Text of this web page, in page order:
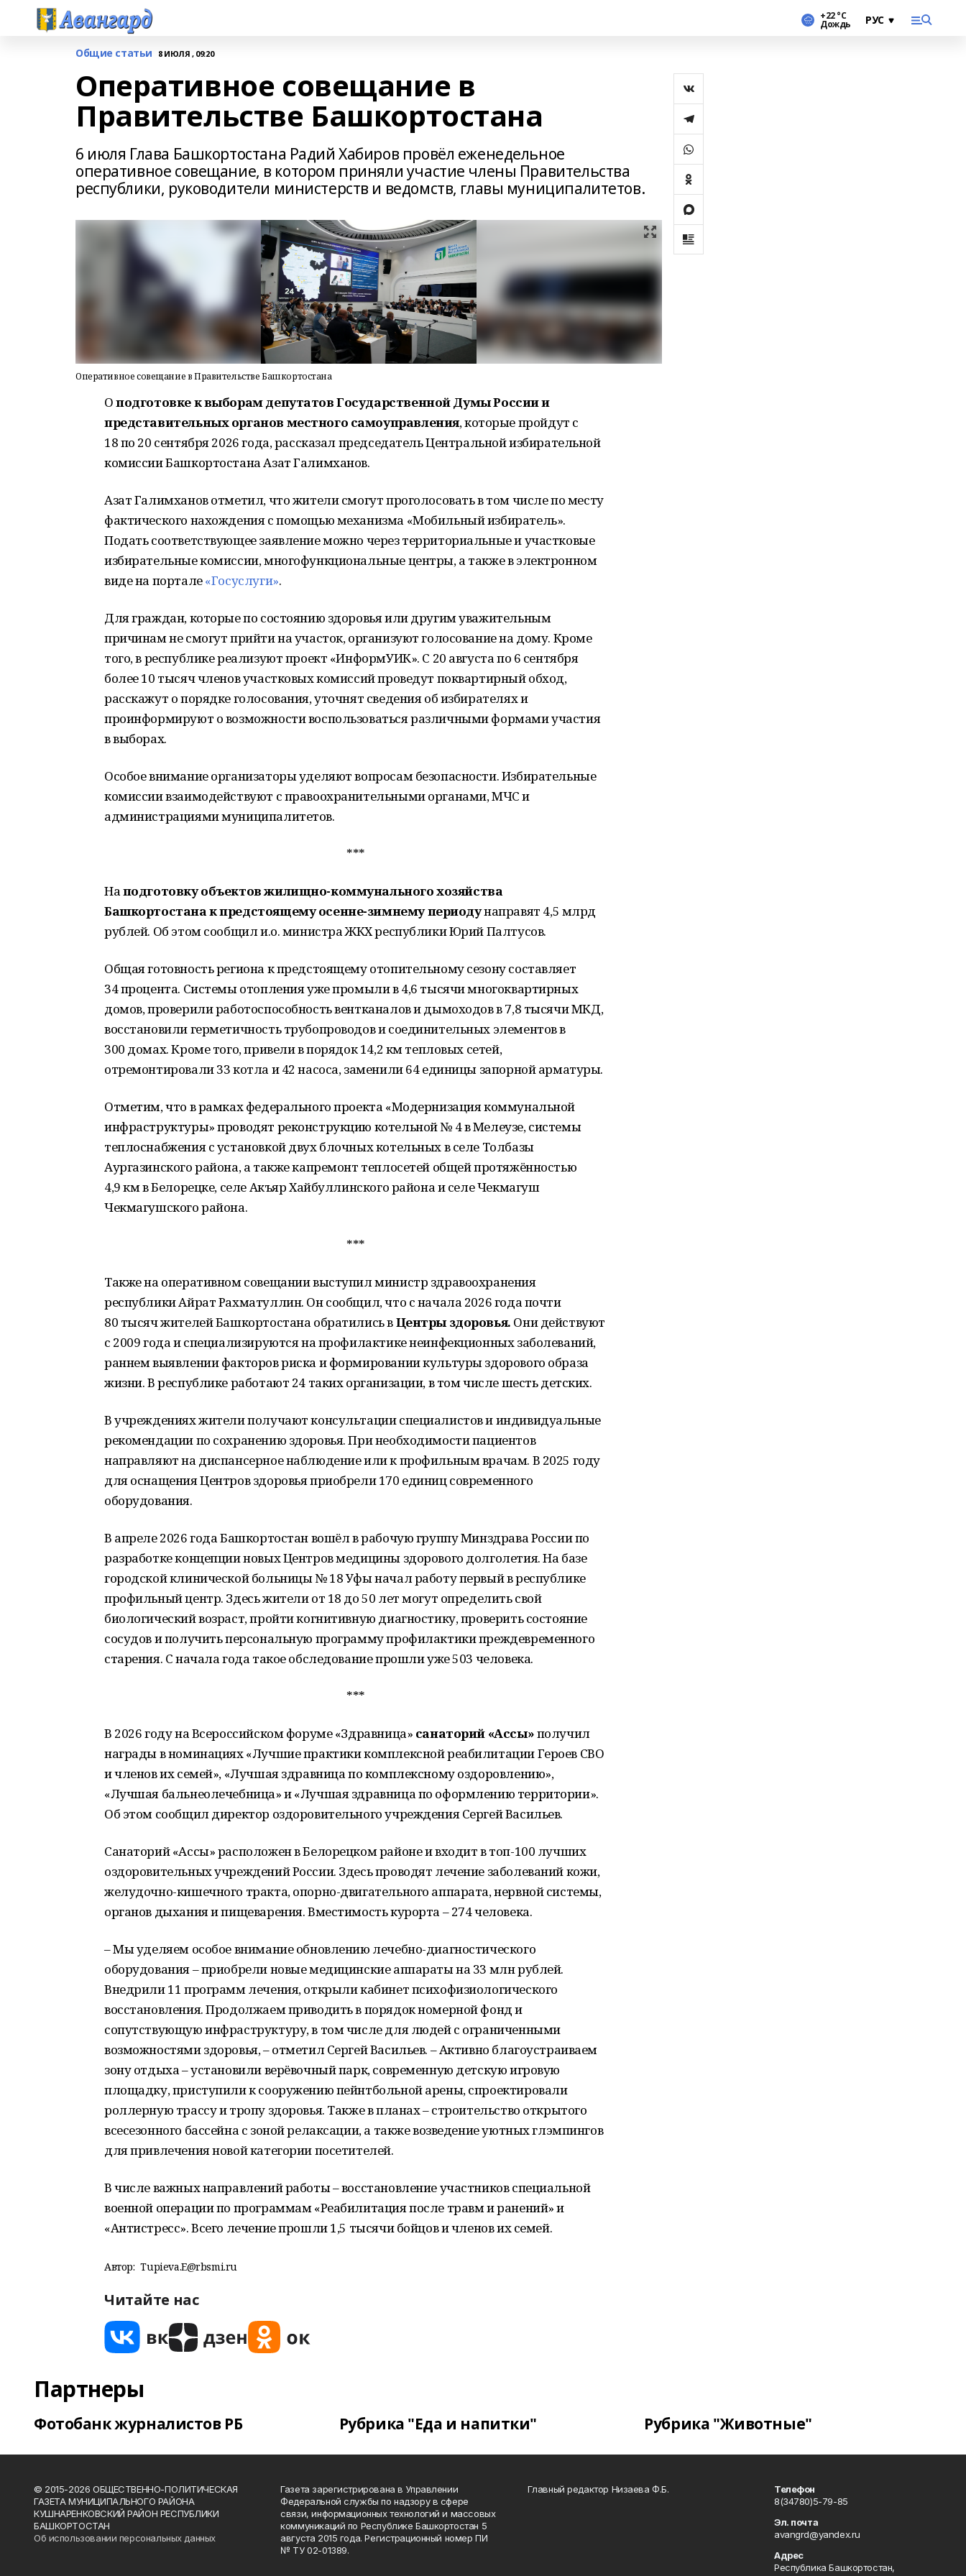
+22 °С
Дождь
Общие статьи 8 ИЮЛЯ , 09:20
Оперативное совещание в
Правительстве Башкортостана
6 июля Глава Башкортостана Радий Хабиров провёл еженедельное
оперативное совещание, в котором приняли участие члены Правительства
республики, руководители министерств и ведомств, главы муниципалитетов.
Оперативное совещание в Правительстве Башкортостана
Оподготовке к выборамдепутатов Государственной Думы России и
представительных органов местного самоуправления, которые пройдут с
18 по 20 сентября 2026 года, рассказал председатель Центральной избирательной
комиссии Башкортостана Азат Галимханов.
Азат Галимханов отметил, что жители смогут проголосовать в том числе по месту
фактического нахождения с помощью механизма «Мобильный избиратель».
Подать соответствующее заявление можно через территориальные и участковые
избирательные комиссии, многофункциональные центры, а также в электронном
виде на портале«Госуслуги».
Для граждан, которые по состоянию здоровья или другим уважительным
причинам не смогут прийти на участок, организуют голосование на дому. Кроме
того, в республике реализуют проект «ИнформУИК». С 20 августа по 6 сентября
более 10 тысяч членов участковых комиссий проведут поквартирный обход,
расскажут о порядке голосования, уточнят сведения об избирателях и
проинформируют о возможности воспользоваться различными формами участия
в выборах.
Особое внимание организаторы уделяют вопросам безопасности. Избирательные
комиссии взаимодействуют с правоохранительными органами, МЧС и
администрациями муниципалитетов.
***
Наподготовку объектов жилищно-коммунального хозяйства
Башкортостана к предстоящему осенне-зимнему периодунаправят 4,5 млрд
рублей. Об этом сообщили.о. министра ЖКХ республики Юрий Палтусов.
Общая готовность региона к предстоящему отопительному сезону составляет
34 процента. Системы отопления уже промыли в 4,6 тысячи многоквартирных
домов, проверили работоспособность вентканалов и дымоходов в 7,8 тысячи МКД,
восстановили герметичность трубопроводов и соединительных элементов в
300 домах. Кроме того, привели в порядок 14,2 км тепловых сетей,
отремонтировали 33 котла и 42 насоса, заменили 64 единицы запорной арматуры.
Отметим, что в рамках федерального проекта «Модернизация коммунальной
инфраструктуры» проводят реконструкцию котельной № 4 в Мелеузе, системы
теплоснабжения с установкой двух блочных котельных в селе Толбазы
Аургазинского района, а также капремонт теплосетей общей протяжённостью
4,9 км в Белорецке, селе Акъяр Хайбуллинского района и селе Чекмагуш
Чекмагушского района.
***
Также на оперативном совещании выступил министр здравоохранения
республики Айрат Рахматуллин. Он сообщил, что с начала 2026 года почти
80 тысяч жителей Башкортостана обратились вЦентры здоровья. Они действуют
с 2009 года и специализируются на профилактике неинфекционных заболеваний,
раннем выявлении факторов риска и формировании культуры здорового образа
жизни. В республике работают 24 таких организации, в том числе шесть детских.
В учреждениях жители получают консультации специалистов и индивидуальные
рекомендации по сохранению здоровья. При необходимости пациентов
направляют на диспансерное наблюдение или к профильным врачам. В 2025 году
для оснащения Центров здоровья приобрели 170 единиц современного
оборудования.
В апреле 2026 года Башкортостан вошёл в рабочую группу Минздрава России по
разработке концепции новых Центров медицины здорового долголетия. На базе
городской клинической больницы № 18 Уфы начал работу первый в республике
профильный центр. Здесь жители от 18 до 50 лет могут определить свой
биологический возраст, пройти когнитивную диагностику, проверить состояние
сосудов и получить персональную программу профилактики преждевременного
старения. С начала года такое обследование прошли уже 503 человека.
***
В 2026 году на Всероссийском форуме «Здравница» санаторий «Ассы»получил
награды в номинациях «Лучшие практики комплексной реабилитации Героев СВО
и членов их семей», «Лучшая здравница по комплексному оздоровлению»,
«Лучшая бальнеолечебница» и «Лучшая здравница по оформлению территории».
Об этом сообщил директор оздоровительного учреждения Сергей Васильев.
Санаторий «Ассы» расположен в Белорецком районе и входит в топ-100 лучших
оздоровительных учреждений России. Здесь проводят лечение заболеваний кожи,
желудочно-кишечного тракта, опорно-двигательного аппарата, нервной системы,
органов дыхания и пищеварения. Вместимость курорта – 274 человека.
– Мы уделяем особое внимание обновлению лечебно-диагностического
оборудования – приобрели новые медицинские аппараты на 33 млн рублей.
Внедрили 11 программ лечения, открыли кабинет психофизиологического
восстановления. Продолжаем приводить в порядок номерной фонд и
сопутствующую инфраструктуру, в том числе для людей с ограниченными
возможностями здоровья, – отметил Сергей Васильев. – Активно благоустраиваем
зону отдыха – установили верёвочный парк, современную детскую игровую
площадку, приступили к сооружению пейнтбольной арены, спроектировали
роллерную трассу и тропу здоровья. Также в планах – строительство открытого
всесезонного бассейна с зоной релаксации, а также возведение уютных глэмпингов
для привлечения новой категории посетителей.
В числе важных направлений работы – восстановление участников специальной
военной операции по программам «Реабилитация после травм и ранений» и
«Антистресс». Всего лечение прошли 1,5 тысячи бойцов и членов их семей.
Автор: Tupieva.E@rbsmi.ru
Читайте нас
Партнеры
Фотобанк журналистов РБ Рубрика "Еда и напитки" Рубрика "Животные"
© 2015-2026 ОБЩЕСТВЕННО-ПОЛИТИЧЕСКАЯ
ГАЗЕТА МУНИЦИПАЛЬНОГО РАЙОНА
КУШНАРЕНКОВСКИЙ РАЙОН РЕСПУБЛИКИ
БАШКОРТОСТАН
Об использовании персональных данных
Газета зарегистрирована в Управлении
Федеральной службы по надзору в сфере
связи, информационных технологий и массовых
коммуникаций по Республике Башкортостан 5
августа 2015 года. Регистрационный номер ПИ
№ ТУ 02-01389.
Главный редактор Низаева Ф.Б.
Телефон
8(34780)5-79-85
Эл. почта
avangrd@yandex.ru
Адрес
Республика Башкортостан,